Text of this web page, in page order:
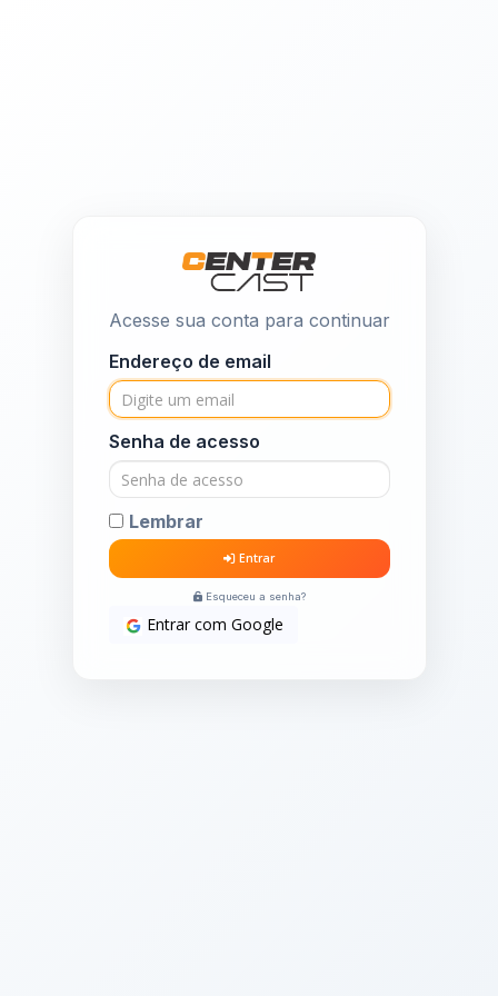
Acesse sua conta para continuar
Endereço de email
Senha de acesso
Lembrar
Entrar
Esqueceu a senha?
Entrar com Google